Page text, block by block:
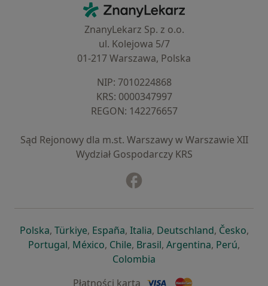
ZnanyLekarz - Strona główna
ZnanyLekarz Sp. z o.o.
ul. Kolejowa 5/7
01-217 Warszawa, Polska
NIP: ⁠7010224868
KRS: ⁠0000347997
REGON: ⁠142276657
Sąd Rejonowy dla m.st. Warszawy w Warszawie XII
Wydział Gospodarczy KRS
Polskaotwiera się w nowej karcie
, Türkiyeotwiera się w nowej karcie
, Españaotwiera się w nowej karcie
, Italiaotwiera się w nowej
, Deutschlandotwiera się
, Česko,
Portugalotwiera się w nowej karcie
, Méxicootwiera się w nowej karcie
, Chileotwiera się w nowej karcie
, Brasilotwiera się w nowej
, Argentinaotwiera się
, Perú,
Colombia
Płatności kartą